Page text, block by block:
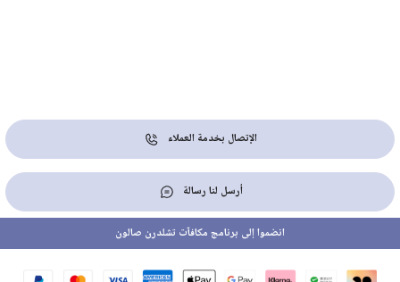
الإتصال بخدمة العملاء
أرسل لنا رسالة
انضموا إلى برنامج مكافآت تشلدرن صالون